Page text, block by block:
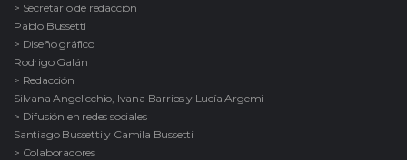
> Secretario de redacción
Pablo Bussetti
> Diseño gráfico
Rodrigo Galán
> Redacción
Silvana Angelicchio, Ivana Barrios y Lucía Argemi
> Difusión en redes sociales
Santiago Bussetti y Camila Bussetti
> Colaboradores